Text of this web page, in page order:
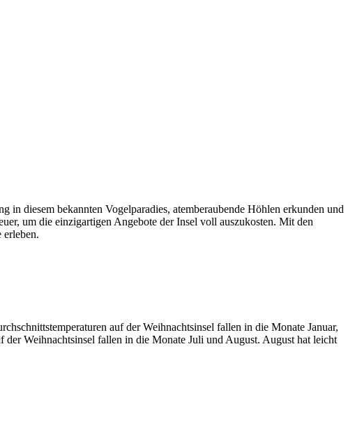
diesem bekannten Vogelparadies, atemberaubende Höhlen erkunden und
um die einzigartigen Angebote der Insel voll auszukosten. Mit den
auf der Weihnachtsinsel fallen in die Monate Januar,
Weihnachtsinsel fallen in die Monate Juli und August. August hat leicht